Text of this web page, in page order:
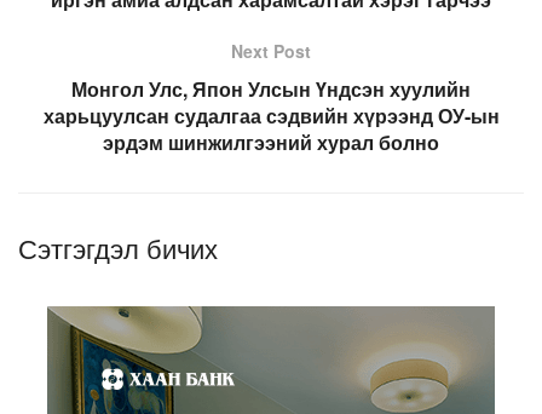
Next Post
Монгол Улс, Япон Улсын Үндсэн хуулийн
харьцуулсан судалгаа сэдвийн хүрээнд ОУ-ын
эрдэм шинжилгээний хурал болно
Сэтгэгдэл бичих